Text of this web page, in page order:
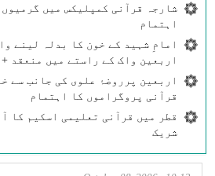
شارجہ قرآنی کمپلیکس میں
اہتمام
امامِ شہید کے خون کا بدلہ لینے
اربعین واک کے راستے میں منعقد +
اربعین پرروضۂ علوی کی جانب سے
قرآنی پروگراموں کا اہتمام
قطر میں قرآنی تعلیمی اسکیم کا
شریک